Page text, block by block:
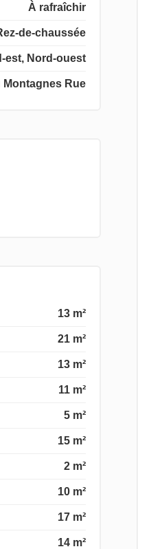
À rafraîchir
de-chaussée
est, Nord-ouest
Montagnes Rue
13 m²
21 m²
13 m²
11 m²
5 m²
15 m²
2 m²
10 m²
17 m²
14 m²